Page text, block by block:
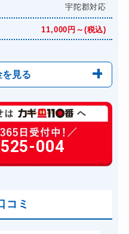
宇陀郡対応
11,000円～(税込)
見る
6,600円～(税込)
14,300円～(税込)
13,200円～(税込)
004
コミ